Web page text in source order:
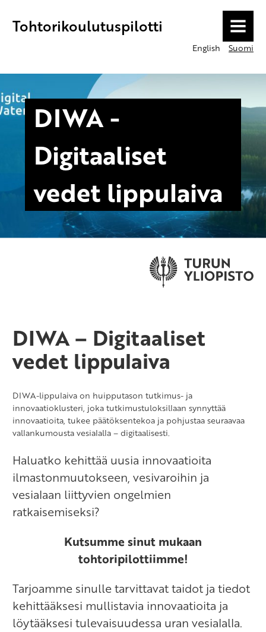
Tohtorikoulutuspilotti MENU
English Suomi
DIWA -
Digitaaliset
vedet lippulaiva
DIWA – Digitaaliset
vedet lippulaiva
DIWA-lippulaiva on huipputason tutkimus- ja
innovaatioklusteri, joka tutkimustuloksillaan synnyttää
innovaatioita, tukee päätöksentekoa ja pohjustaa seuraavaa
vallankumousta vesialalla – digitaalisesti.
Haluatko kehittää uusia innovaatioita
ilmastonmuutokseen, vesivaroihin ja
vesialaan liittyvien ongelmien
ratkaisemiseksi?
Kutsumme sinut mukaan
tohtoripilottiimme!
Tarjoamme sinulle tarvittavat taidot ja tiedot
kehittääksesi mullistavia innovaatioita ja
löytääksesi tulevaisuudessa uran vesialalla.